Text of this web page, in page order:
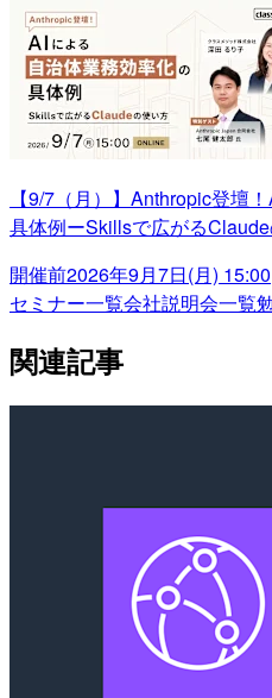
【9/7（月）】Anthropic登壇
具体例ーSkillsで広がる
開催前2026年9月7日(月) 15:00
セミナー一覧会社説明会一覧
関連記事